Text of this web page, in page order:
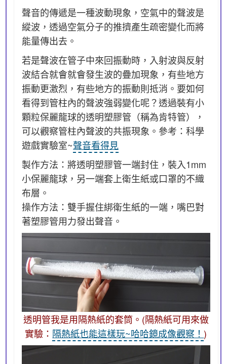
聲音的傳遞是一種波動現象，空氣中的聲波是
縱波，透過空氣分子的推擠產生疏密變化而將
能量傳出去。
若是聲波在管子中來回振動時，入射波與反射
波結合就會就會發生波的疊加現象，有些地方
振動更激烈，有些地方的振動則抵消。要如何
看得到管柱內的聲波強弱變化呢？透過裝有小
顆粒保麗龍球的透明塑膠管（稱為肯特管），
可以觀察管柱內聲波的共振現象。參考：科學
遊戲實驗室~聲音看得見
製作方法：將透明塑膠管一端封住，裝入1mm
小保麗龍球，另一端套上衛生紙或口罩的不織
布層。
操作方法：雙手握住綁衛生紙的一端，嘴巴對
著塑膠管用力發出聲音。
透明管我是用隔熱紙的套筒。(隔熱紙可用來做
實驗： 隔熱紙也能這樣玩~哈哈鏡成像觀察！)